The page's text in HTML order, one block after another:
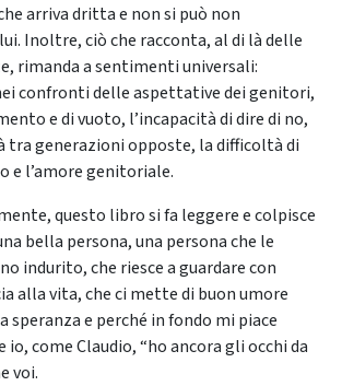
arriva dritta e non si può non
Inoltre, ciò che racconta, al di là delle
rimanda a sentimenti universali:
confronti delle aspettative dei genitori,
e di vuoto, l’incapacità di dire di no,
tra generazioni opposte, la difficoltà di
e l’amore genitoriale.
questo libro si fa leggere e colpisce
bella persona, una persona che le
indurito, che riesce a guardare con
alla vita, che ci mette di buon umore
speranza e perché in fondo mi piace
io, come Claudio, “ho ancora gli occhi da
voi.